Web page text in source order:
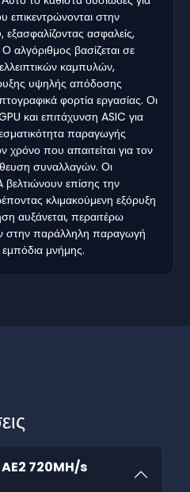
στην
ασφαλείς,
αλγόριθμος βασίζεται σε
καμπυλών,
υψηλής απόδοσης
φορτία εργασίας. Οι
και επιτάχυνση ASIC για
παραγωγής
χρόνο που απαιτείται για τον
συναλλαγών. Οι
επίσης την
κλιμακούμενη εξόρυξη
αυξάνεται, περαιτέρω
στην παράλληλη παραγωγή
μνήμης.
AE2 720MH/s